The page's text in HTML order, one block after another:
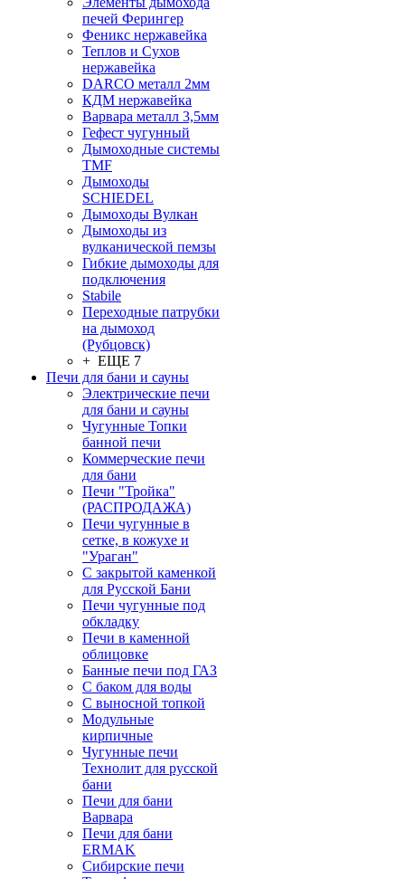
печей Ферингер
Феникс нержавейка
Теплов и Сухов
нержавейка
DARCO металл 2мм
КДМ нержавейка
Варвара металл 3,5мм
Гефест чугунный
Дымоходные системы
TMF
Дымоходы
SCHIEDEL
Дымоходы Вулкан
Дымоходы из
вулканической пемзы
Гибкие дымоходы для
подключения
Stabile
Переходные патрубки
на дымоход
(Рубцовск)
+ ЕЩЕ 7
Печи для бани и сауны
Электрические печи
для бани и сауны
Чугунные Топки
банной печи
Коммерческие печи
для бани
Печи "Тройка"
(РАСПРОДАЖА)
Печи чугунные в
сетке, в кожухе и
"Ураган"
С закрытой каменкой
для Русской Бани
Печи чугунные под
обкладку
Печи в каменной
облицовке
Банные печи под ГАЗ
С баком для воды
С выносной топкой
Модульные
кирпичные
Чугунные печи
Технолит для русской
бани
Печи для бани
Варвара
Печи для бани
ERMAK
Сибирские печи